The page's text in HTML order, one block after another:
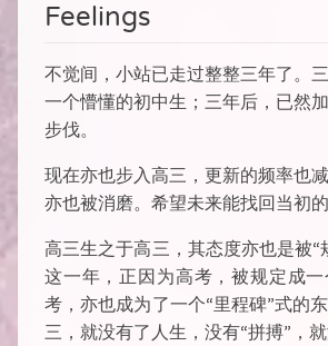
Feelings
不觉间，小站已走过整整三年了。
一个懵懂的初中生；三年后，已然
步伐。
现在亦也步入高三，更新的频率也
亦也被消磨。希望未来能找回当初的
高三生之于高三，其态度亦也是被“
这一年，正因为高考，被规定成一
考，亦也成为了一个“里程碑”式的
三，就没有了人生，没有“拼搏”，就